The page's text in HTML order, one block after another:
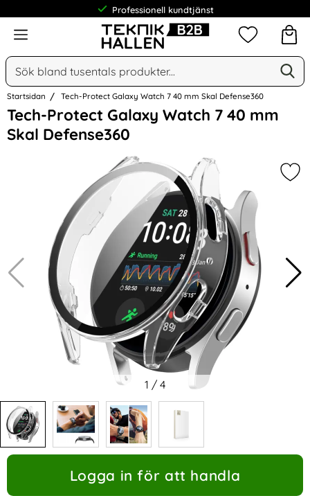
Professionell kundtjänst
Meny
Sök
Sök på Narse Group AB
Mina
Startsidan Tech-Protect Galaxy Watch 7 40 mm Skal Defense360
Tech-Protect Galaxy Watch 7 40 mm
Skal Defense360
Hoppa
över
Bilder
1 / 4
Logga in för att handla